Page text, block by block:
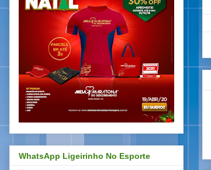
WhatsApp Ligeirinho No Esporte